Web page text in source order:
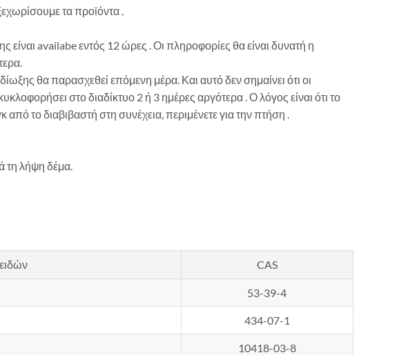
τα προϊόντα .
availabe εντός 12 ώρες . Οι πληροφορίες θα είναι δυνατή η
θα παρασχεθεί επόμενη μέρα. Και αυτό δεν σημαίνει ότι οι
στο διαδίκτυο 2 ή 3 ημέρες αργότερα . Ο λόγος είναι ότι το
το διαβιβαστή στη συνέχεια, περιμένετε για την πτήση .
τη λήψη δέμα.
CAS
53-39-4
434-07-1
10418-03-8